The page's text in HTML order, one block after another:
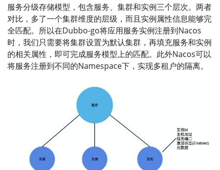
服务分级存储模型，包含服务、集群和实例三个层次。两者
对比，多了一个集群维度的层级，而且实例属性信息能够完
全匹配。所以在Dubbo-go将应用服务实例注册到Nacos
时，我们只需要将集群设置为默认集群，再填充服务和实例
的相关属性，即可完成服务模型上的匹配。此外Nacos可以
将服务注册到不同的Namespace下，实现多租户的隔离。